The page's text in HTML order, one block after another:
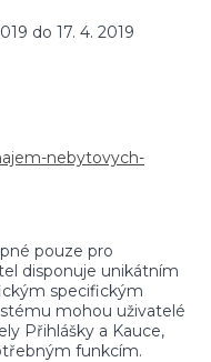
do 17. 4. 2019
nebytovych-
pouze pro
disponuje unikátním
specifickým
mohou uživatelé
Přihlášky a Kauce,
funkcím.